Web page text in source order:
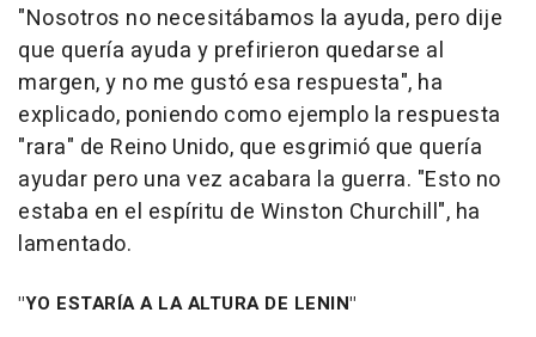
"Nosotros no necesitábamos la ayuda, pero dije
que quería ayuda y prefirieron quedarse al
margen, y no me gustó esa respuesta", ha
explicado, poniendo como ejemplo la respuesta
"rara" de Reino Unido, que esgrimió que quería
ayudar pero una vez acabara la guerra. "Esto no
estaba en el espíritu de Winston Churchill", ha
lamentado.
"YO ESTARÍA A LA ALTURA DE LENIN"